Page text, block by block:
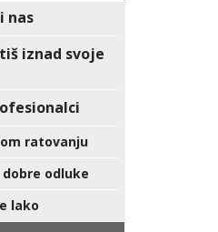
nas
iznad svoje
ratovanju
odluke
lako